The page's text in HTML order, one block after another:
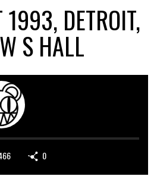
1993, DETROIT,
S HALL
0